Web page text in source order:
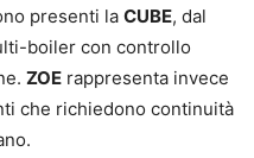
presenti la CUBE, dal
boiler con controllo
ZOE rappresenta invece
che richiedono continuità